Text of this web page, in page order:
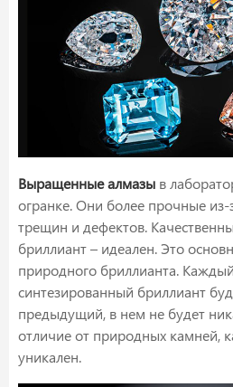
Выращенные алмазы в
огранке. Они более прочные из-
трещин и дефектов.
бриллиант – идеален. Это
природного бриллианта.
синтезированный бриллиант
предыдущий, в нем не будет
отличие от природных камней,
уникален.